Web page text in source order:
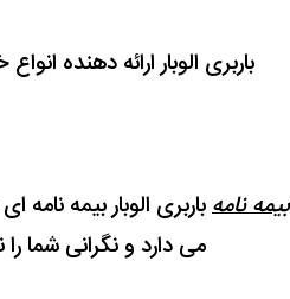
باربری الوبار ارائه دهنده
بیمه نامهباربری الوبار بیمه
می دارد و نگرانی شما